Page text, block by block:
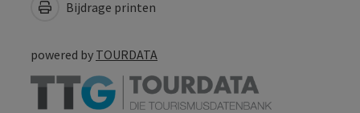
Bijdrage printen
powered by TOURDATA